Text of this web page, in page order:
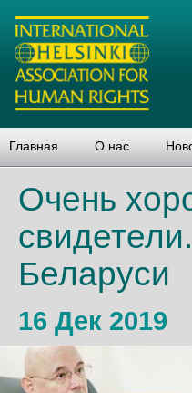
Главная О нас
Очень
Беларуси
16 Дек 2019